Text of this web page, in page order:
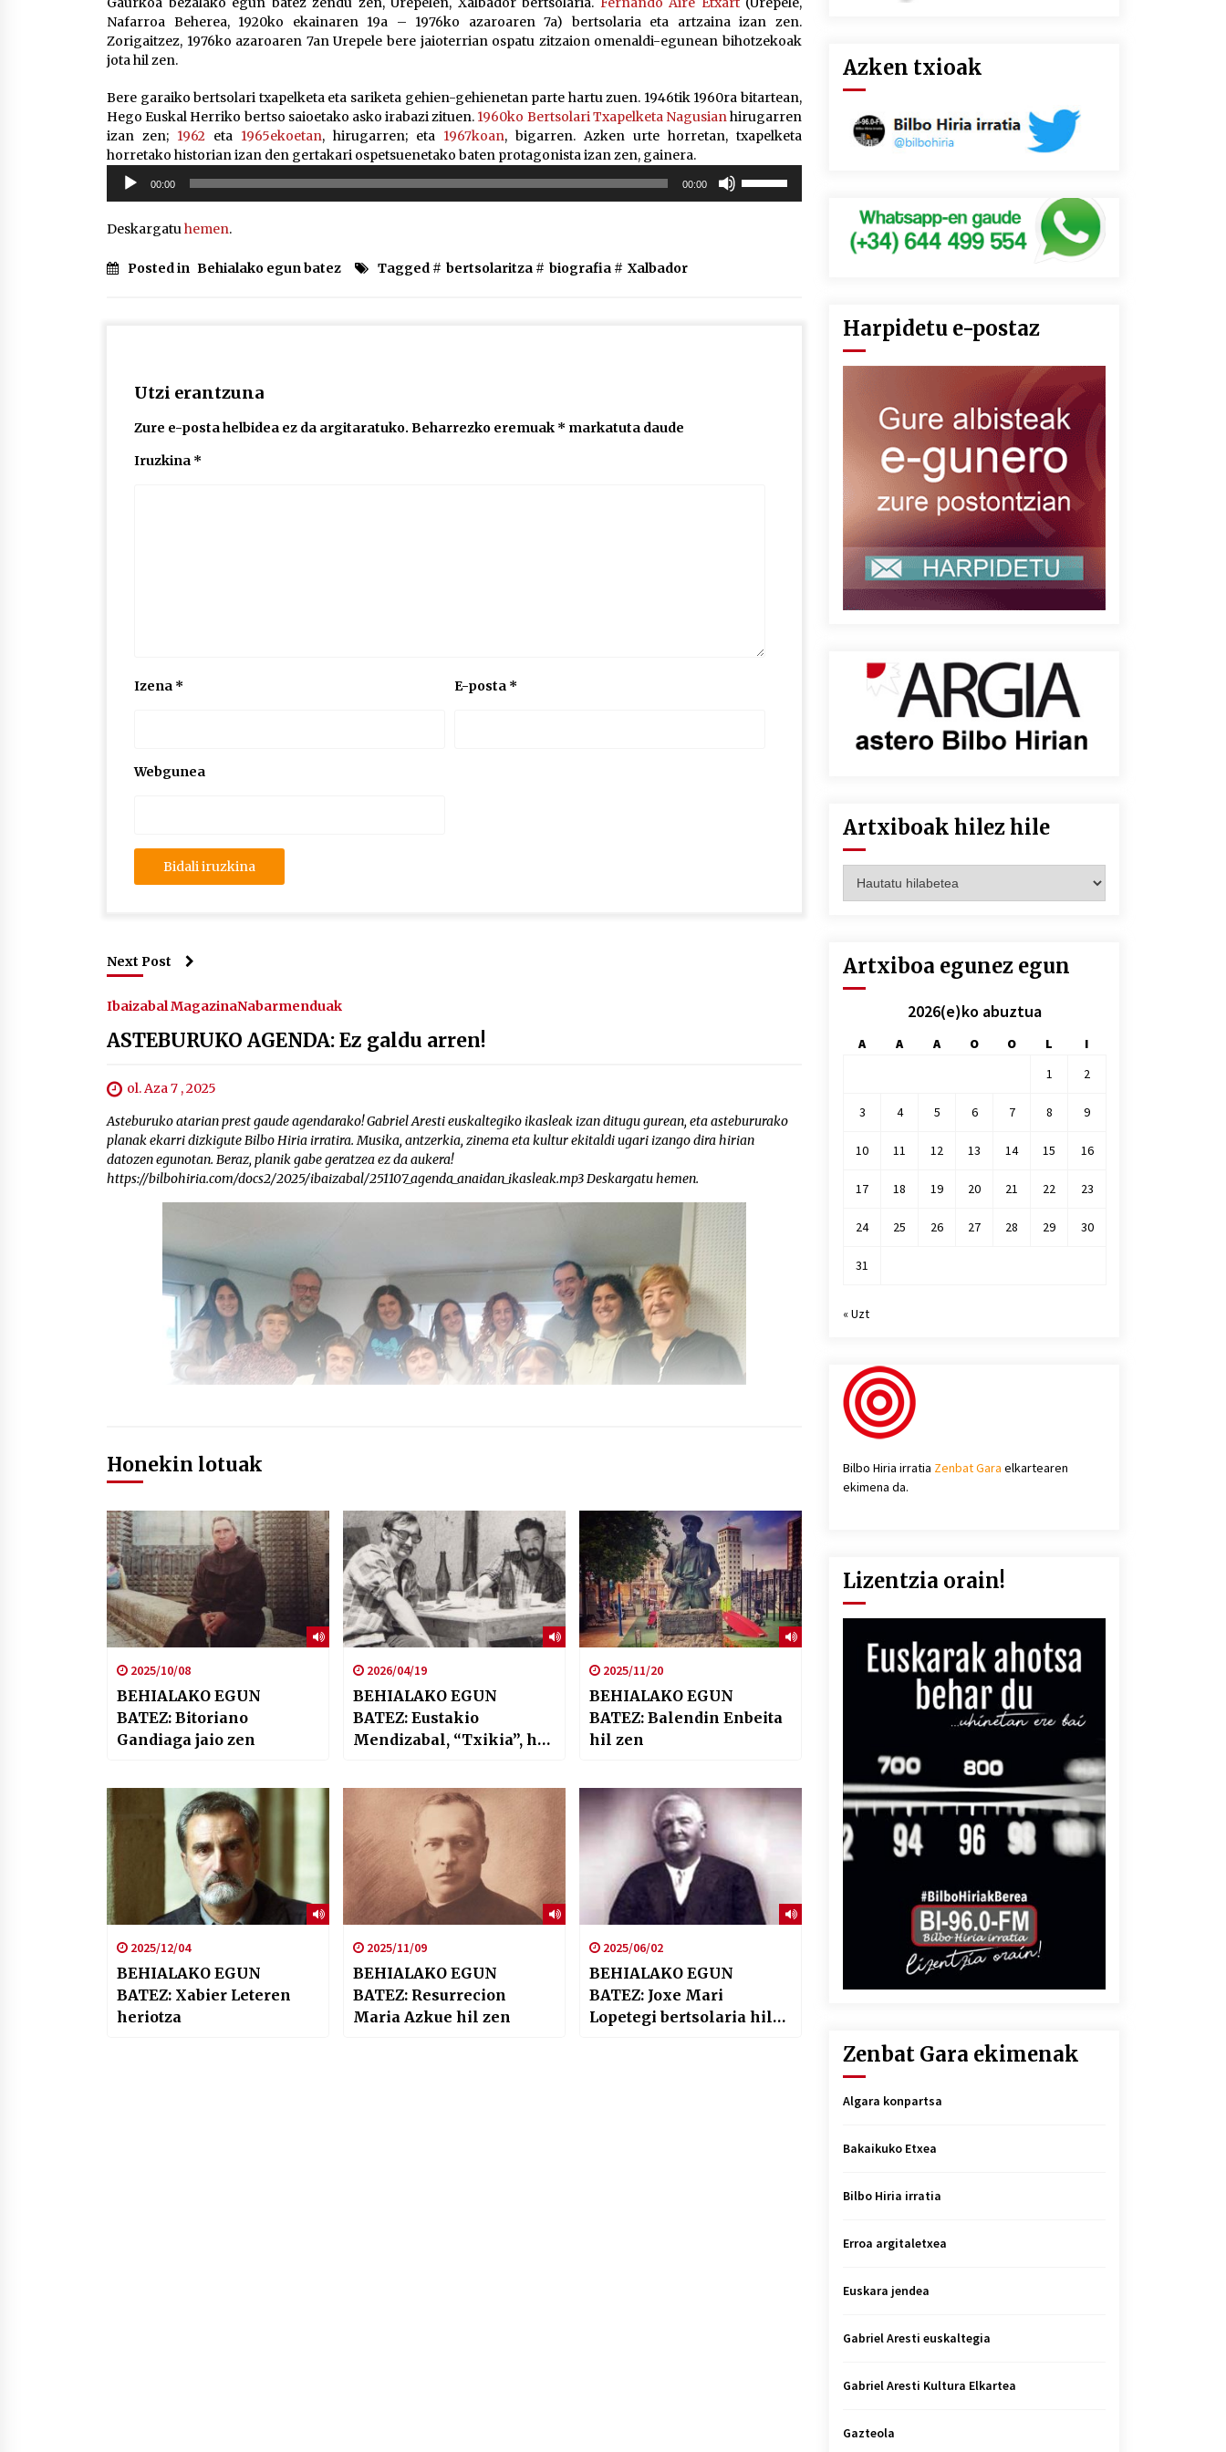
Nafarroa Beherea, 1920ko ekainaren 19a – 1976ko azaroaren 7a) bertsolaria eta artzaina izan zen.
Zorigaitzez, 1976ko azaroaren 7an Urepele bere jaioterrian ospatu zitzaion omenaldi-egunean bihotzekoak
jota hil zen.
Bere garaiko bertsolari txapelketa eta sariketa gehien-gehienetan parte hartu zuen. 1946tik 1960ra bitartean,
Hego Euskal Herriko bertso saioetako asko irabazi zituen. 1960ko Bertsolari Txapelketa Nagusianhirugarren
izan zen; 1962 eta 1965ekoetan, hirugarren; eta 1967koan, bigarren. Azken urte horretan, txapelketa
horretako historian izan den gertakari ospetsuenetako baten protagonista izan zen, gainera.
Soinu
erreproduzigailua
00:00 00:00
Deskargatuhemen.
Posted in Behialako egun batez Tagged # bertsolaritza # biografia # Xalbador
Utzi erantzuna
Zure e-posta helbidea ez da argitaratuko. Beharrezko eremuak * markatuta daude
Iruzkina *
Izena * E-posta *
Webgunea
Next Post
Ibaizabal MagazinaNabarmenduak
ASTEBURUKO AGENDA: Ez galdu arren!
ol. Aza 7 , 2025
Asteburuko atarian prest gaude agendarako! Gabriel Aresti euskaltegiko ikasleak izan ditugu gurean, eta astebururako
planak ekarri dizkigute Bilbo Hiria irratira. Musika, antzerkia, zinema eta kultur ekitaldi ugari izango dira hirian
datozen egunotan. Beraz, planik gabe geratzea ez da aukera!
https://bilbohiria.com/docs2/2025/ibaizabal/251107_agenda_anaidan_ikasleak.mp3 Deskargatu hemen.
Honekin lotuak
2025/10/08
BEHIALAKO EGUN
BATEZ: Bitoriano
Gandiaga jaio zen
2026/04/19
BEHIALAKO EGUN
BATEZ: Eustakio
Mendizabal, “Txikia”, hil
2025/11/20
BEHIALAKO EGUN
BATEZ: Balendin Enbeita
hil zen
2025/12/04
BEHIALAKO EGUN
BATEZ: Xabier Leteren
heriotza
2025/11/09
BEHIALAKO EGUN
BATEZ: Resurrecion
Maria Azkue hil zen
2025/06/02
BEHIALAKO EGUN
BATEZ: Joxe Mari
Lopetegi bertsolaria hil
Azken txioak
Harpidetu e-postaz
Artxiboak hilez hile
hilez
Artxiboa egunez egun
2026(e)ko abuztua
A A A O O L
I
1
2
3 4 5 6 7 8 9
10 11 12 13 14 15 16
17 18 19 20 21 22 23
24 25 26 27 28 29 30
31
« Uzt
Bilbo Hiria irratia Zenbat Gara elkartearen
ekimena da.
Lizentzia orain!
Zenbat Gara ekimenak
Algara konpartsa
Bakaikuko Etxea
Bilbo Hiria irratia
Erroa argitaletxea
Euskara jendea
Gabriel Aresti euskaltegia
Gabriel Aresti Kultura Elkartea
Gazteola